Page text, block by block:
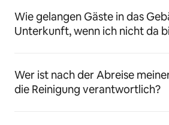
Wie gelangen Gäste in das
Unterkunft, wenn ich nicht da
Wer ist nach der Abreise
die Reinigung verantwortlich?